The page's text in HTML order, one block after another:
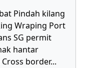
Pindah kilang
Wraping Port
SG permit
hantar
border...